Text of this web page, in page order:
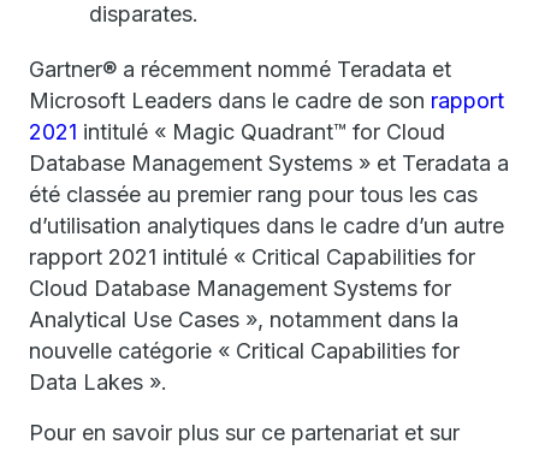
disparates.
Gartner® a récemment nommé Teradata et
Microsoft Leaders dans le cadre de son rapport
2021 intitulé « Magic Quadrant™ for Cloud
Database Management Systems » et Teradata a
été classée au premier rang pour tous les cas
d’utilisation analytiques dans le cadre d’un autre
rapport 2021 intitulé « Critical Capabilities for
Cloud Database Management Systems for
Analytical Use Cases », notamment dans la
nouvelle catégorie « Critical Capabilities for
Data Lakes ».
Pour en savoir plus sur ce partenariat et sur